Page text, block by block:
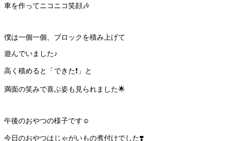
車を作ってニコニコ笑顔🎶
僕は一個一個、ブロックを積み上げて
遊んでいました♪
高く積めると「できた❗️」と
満面の笑みで喜ぶ姿も見られました🌟
午後のおやつの様子です☺️
今日のおやつはじゃがいもの煮付けでした❣️